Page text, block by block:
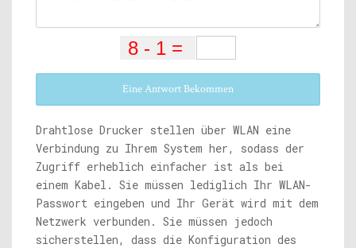
Eine Antwort Bekommen
Drahtlose Drucker stellen über WLAN eine
Verbindung zu Ihrem System her, sodass der
Zugriff erheblich einfacher ist als bei
einem Kabel. Sie müssen lediglich Ihr WLAN-
Passwort eingeben und Ihr Gerät wird mit dem
Netzwerk verbunden. Sie müssen jedoch
sicherstellen, dass die Konfiguration des